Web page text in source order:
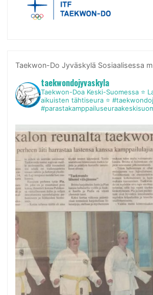
Taekwon-Do Jyväskylä Sosiaalisessa
taekwondojyvaskyla
Taekwon-Doa Keski-Suomessa⭐
aikuisten tähtiseura ⭐